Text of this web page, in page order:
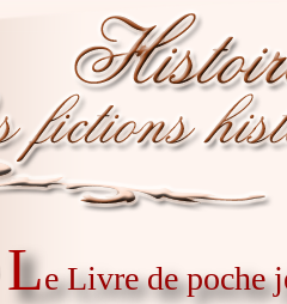
Le Livre de poche